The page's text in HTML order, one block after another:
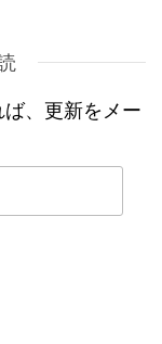
、更新をメー